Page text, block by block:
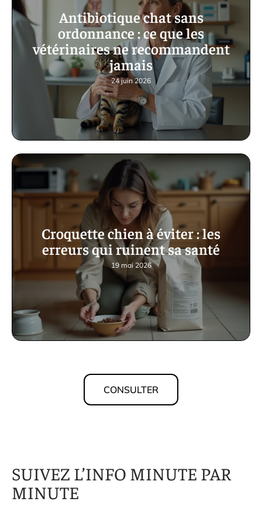
Antibiotique chat sans
ordonnance : ce que les
vétérinaires ne recommandent
jamais
24 juin 2026
Croquette chien à éviter : les
erreurs qui ruinent sa santé
19 mai 2026
CONSULTER
SUIVEZ L’INFO MINUTE PAR
MINUTE